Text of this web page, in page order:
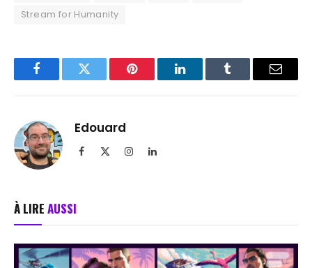
Stream for Humanity
FacebookTwitter Pinterest LinkedInTumblr Email
Edouard
Facebook InstagramLinkedIn
À LIRE AUSSI